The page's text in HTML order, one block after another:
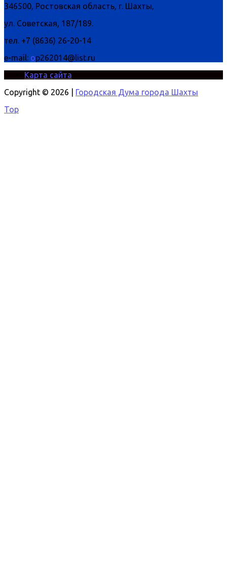
346500, Ростовская область, г. Шахты,
ул. Советская, 187/189.
тел. +7 (8636) 26-20-14
e-mail: op262014@list.ru
Карта сайта
Copyright © 2026 |
Городская Дума города Шахты
Top